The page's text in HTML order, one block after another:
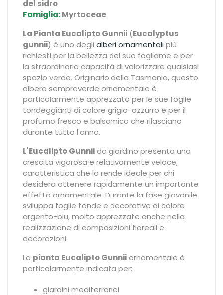
del sidro
Famiglia:Myrtaceae
La Pianta Eucalipto Gunnii (Eucalyptus
gunnii) è uno degli alberi ornamentalipiù
richiesti per la bellezza del suo fogliame e per
la straordinaria capacità di valorizzare qualsiasi
spazio verde. Originario della Tasmania, questo
albero sempreverde ornamentale è
particolarmente apprezzato per le sue foglie
tondeggianti di colore grigio-azzurro e per il
profumo fresco e balsamico che rilasciano
durante tutto l'anno.
L'Eucalipto Gunniida giardino presenta una
crescita vigorosa e relativamente veloce,
caratteristica che lo rende ideale per chi
desidera ottenere rapidamente un importante
effetto ornamentale. Durante la fase giovanile
sviluppa foglie tonde e decorative di colore
argento-blu, molto apprezzate anche nella
realizzazione di composizioni floreali e
decorazioni.
La pianta Eucalipto Gunniiornamentale è
particolarmente indicata per:
giardini mediterranei